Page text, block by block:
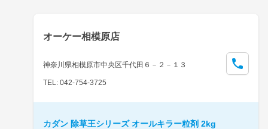
取扱店検索はこちら
オーケー相模原店
神奈川県相模原市中央区千代田６－２－１３
TEL: 042-754-3725
カダン 除草王シリーズ オールキラー粒剤 2kg